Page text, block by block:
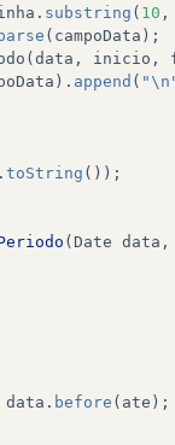
. substring ( 10 ,
( campoData );
(data , inicio ,
). append (
. toString ());
(Date data ,
data . before ( ate );